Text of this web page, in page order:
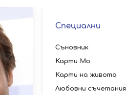
Специални
Съновник
Карти Мо
Карти на живота
Любовни съчетания